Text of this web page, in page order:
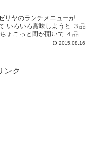
いろいろ賞味しようと ３品
ょこっと間が開いて ４品目
2015.08.16
ンク